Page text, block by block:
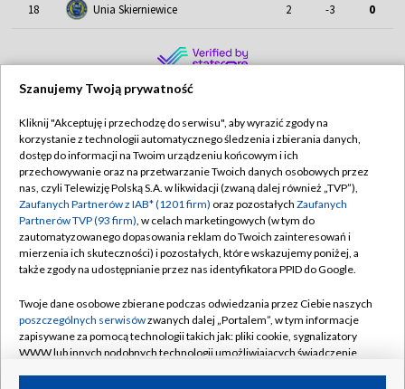
18 Unia Skierniewice 2 -3 0
TVP
Abonament TVP
Sklep TVP
Biuro Reklamy
Oferta Handlowa
Emisja w TVP
Rada Programowa
Ogłoszenia przetargowe
Regulamin TVP
Polityka prywatności
Moje zgody
Biuro reklamy
Kanały
Szanujemy Twoją prywatność
Kliknij "Akceptuję i przechodzę do serwisu", aby wyrazić zgody na
korzystanie z technologii automatycznego śledzenia i zbierania danych,
dostęp do informacji na Twoim urządzeniu końcowym i ich
przechowywanie oraz na przetwarzanie Twoich danych osobowych przez
nas, czyli Telewizję Polską S.A. w likwidacji (zwaną dalej również „TVP”),
Zaufanych Partnerów z IAB* (1201 firm) oraz pozostałych Zaufanych
Partnerów TVP (93 firm), w celach marketingowych (w tym do
zautomatyzowanego dopasowania reklam do Twoich zainteresowań i
mierzenia ich skuteczności) i pozostałych, które wskazujemy poniżej, a
także zgody na udostępnianie przez nas identyfikatora PPID do Google.
Twoje dane osobowe zbierane podczas odwiedzania przez Ciebie naszych
poszczególnych serwisówzwanych dalej „Portalem”, w tym informacje
zapisywane za pomocą technologii takich jak: pliki cookie, sygnalizatory
WWW lub innych podobnych technologii umożliwiających świadczenie